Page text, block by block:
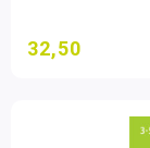
32,50